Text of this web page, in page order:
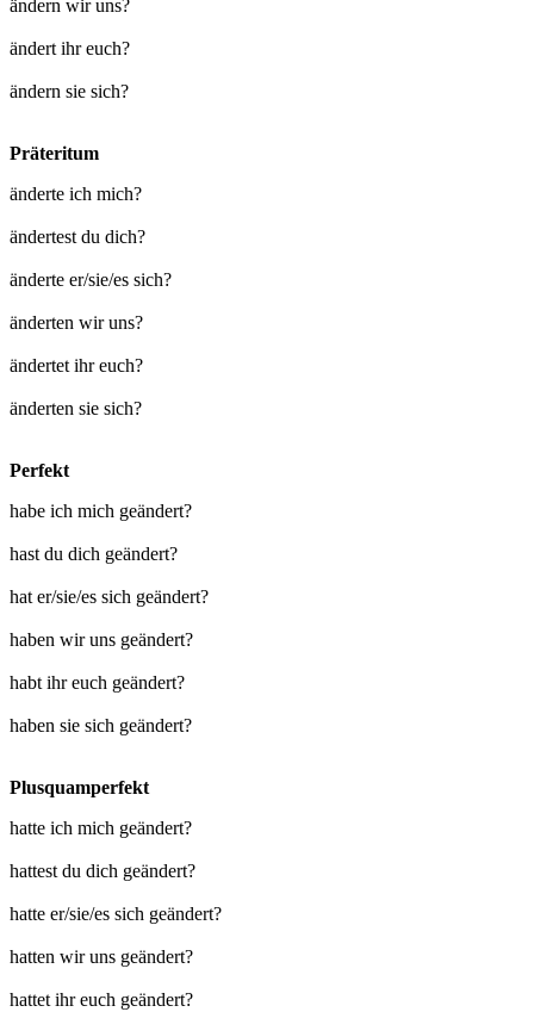
ändern wir uns?
ändert ihr euch?
ändern sie sich?
Präteritum
änderte ich mich?
ändertest du dich?
änderte er/sie/es sich?
änderten wir uns?
ändertet ihr euch?
änderten sie sich?
Perfekt
habe ich mich geändert?
hast du dich geändert?
hat er/sie/es sich geändert?
haben wir uns geändert?
habt ihr euch geändert?
haben sie sich geändert?
Plusquamperfekt
hatte ich mich geändert?
hattest du dich geändert?
hatte er/sie/es sich geändert?
hatten wir uns geändert?
hattet ihr euch geändert?